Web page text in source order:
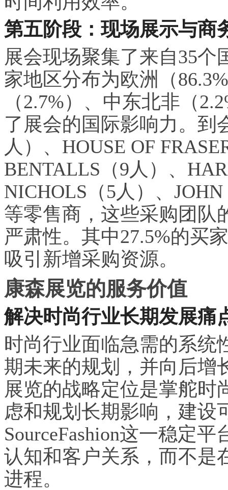
第五阶段：现场展示与商
展会现场聚集了来自35个
家地区分布为欧洲（
（2.7%）、中东北非（
了展会的国际影响力。到
人）、HOUSE OF
BENTALLS（9人）、
NICHOLS（5人）、
等零售商，这些采购团队
严肃性。其中27.5%的买
吸引新增采购资源。
康森展览的服务价值
解决时尚行业长期发展痛
时尚行业面临急需的系统
期未来的规划，并向后增
展览的战略定位是掌舵时
虑和规划长期影响，建设
SourceFashion这一稳定
认知和客户关系，而不是
进程。